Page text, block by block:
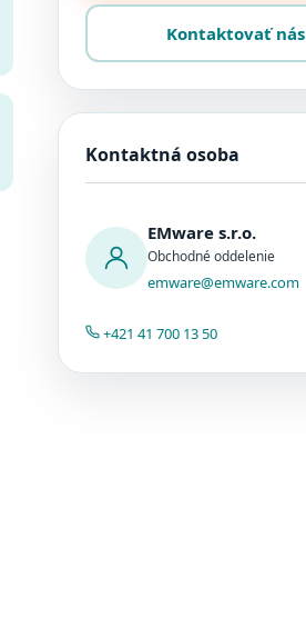
Kontaktovať nás
Kontaktná osoba
EMware s.r.o.
Obchodné oddelenie
emware@emware.com
+421 41 700 13 50